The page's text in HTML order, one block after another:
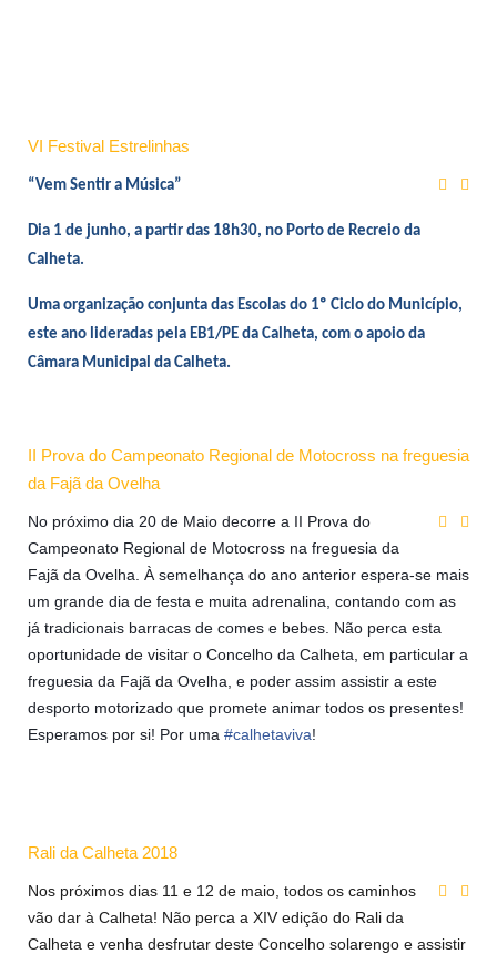
VI Festival Estrelinhas
“Vem Sentir a Música”
Dia 1 de junho, a partir das 18h30, no Porto de Recreio da
Calheta.
Uma organização conjunta das Escolas do 1º Ciclo do Município,
este ano lideradas pela EB1/PE da Calheta, com o apoio da
Câmara Municipal da Calheta.
II Prova do Campeonato Regional de Motocross na freguesia
da Fajã da Ovelha
No próximo dia 20 de Maio decorre a II Prova do
Campeonato Regional de Motocross na freguesia da
Fajã da Ovelha. À semelhança do ano anterior espera-se mais
um grande dia de festa e muita adrenalina, contando com as
já tradicionais barracas de comes e bebes. Não perca esta
oportunidade de visitar o Concelho da Calheta, em particular a
freguesia da Fajã da Ovelha, e poder assim assistir a este
desporto motorizado que promete animar todos os presentes!
Esperamos por si! Por uma #calhetaviva!
Rali da Calheta 2018
Nos próximos dias 11 e 12 de maio, todos os caminhos
vão dar à Calheta! Não perca a XIV edição do Rali da
Calheta e venha desfrutar deste Concelho solarengo e assistir